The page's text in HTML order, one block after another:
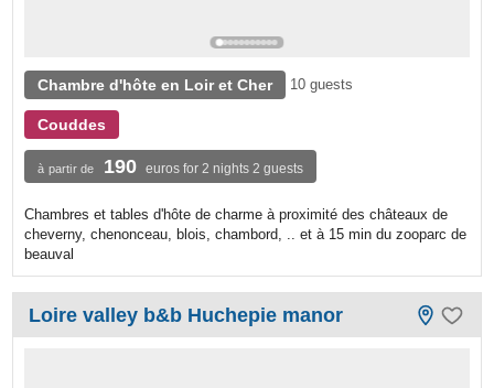
Chambre d'hôte en Loir et Cher 10 guests
Couddes
à partir de 190 euros for 2 nights 2 guests
Chambres et tables d'hôte de charme à proximité des châteaux de
cheverny, chenonceau, blois, chambord, .. et à 15 min du zooparc de
beauval
Loire valley b&b Huchepie manor